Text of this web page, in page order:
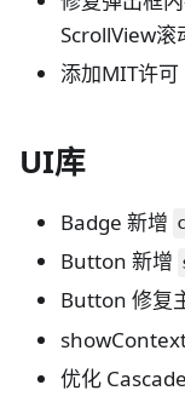
ScrollView滚
添加MIT许可
UI库
Badge 新增
Button 新增
Button 修复
优化